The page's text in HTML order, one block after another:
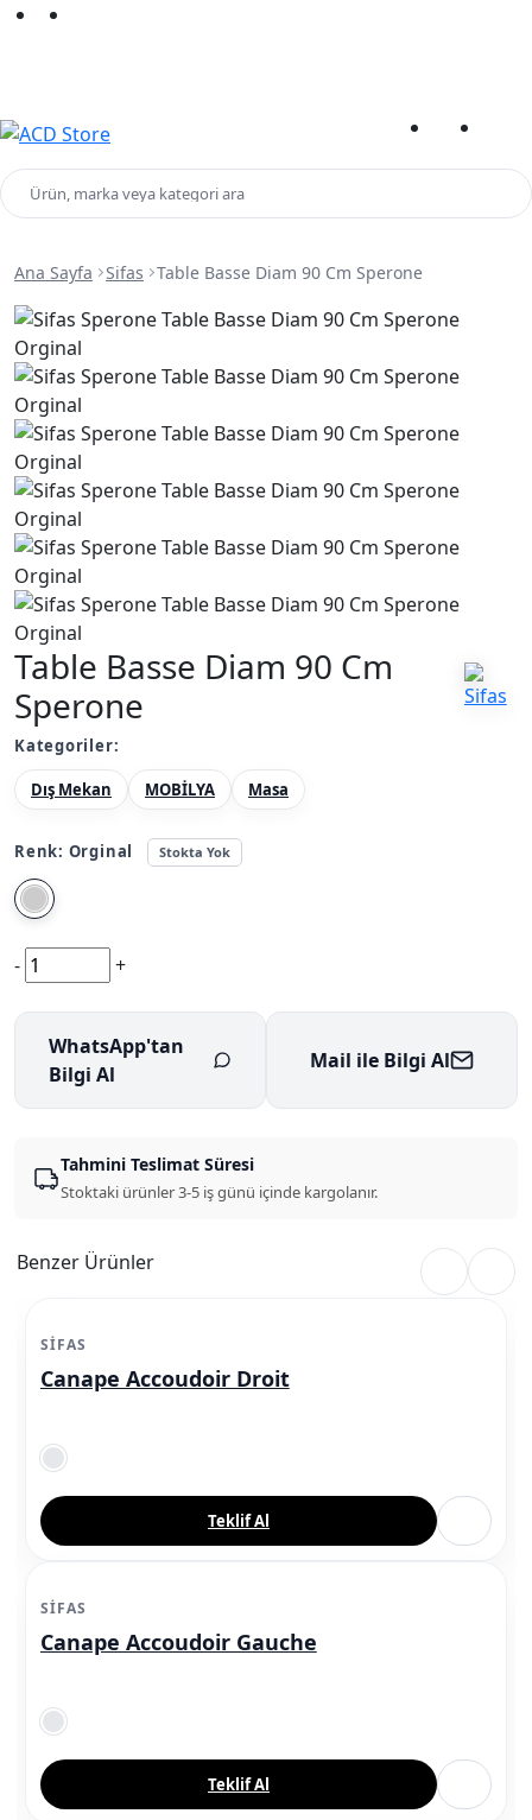
Ürün, marka veya kategori ara
Ana Sayfa Sifas Table Basse Diam 90 Cm Sperone
Table Basse Diam 90 Cm
Sperone
Kategoriler:
Dış Mekan MOBİLYA Masa
Renk: Orginal Stokta Yok
- +
WhatsApp'tan
Bilgi Al
Mail ile Bilgi Al
Tahmini Teslimat Süresi
Stoktaki ürünler 3-5 iş günü içinde kargolanır.
Benzer Ürünler
SIFAS
Canape Accoudoir Droit
Teklif Al
SIFAS
Canape Accoudoir Gauche
Teklif Al